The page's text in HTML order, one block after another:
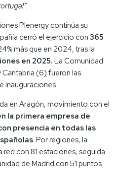
Plenergy continúa su
cerró el ejercicio con 365
más que en 2024, tras la
en 2025. La Comunidad
Cantabria (6) fueron las
inauguraciones.
en Aragón, movimiento con el
la primera empresa de
presencia en todas las
. Por regiones, la
red con 81 estaciones, seguida
de Madrid con 51 puntos